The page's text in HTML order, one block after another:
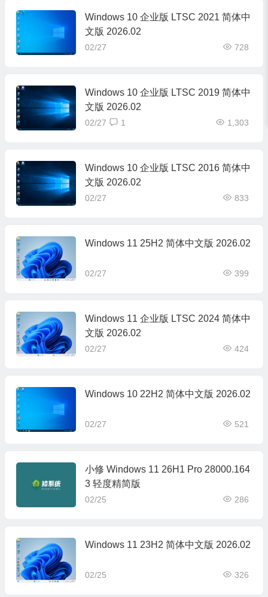
Windows 10 企业版 LTSC 2021 简体中
文版 2026.02
02/27 728
Windows 10 企业版 LTSC 2019 简体中
文版 2026.02
02/27 1,303
1
Windows 10 企业版 LTSC 2016 简体中
文版 2026.02
02/27 833
Windows 11 25H2 简体中文版 2026.02
02/27 399
Windows 11 企业版 LTSC 2024 简体中
文版 2026.02
02/27 424
Windows 10 22H2 简体中文版 2026.02
02/27 521
小修 Windows 11 26H1 Pro 28000.164
3 轻度精简版
02/25 286
Windows 11 23H2 简体中文版 2026.02
02/25 326